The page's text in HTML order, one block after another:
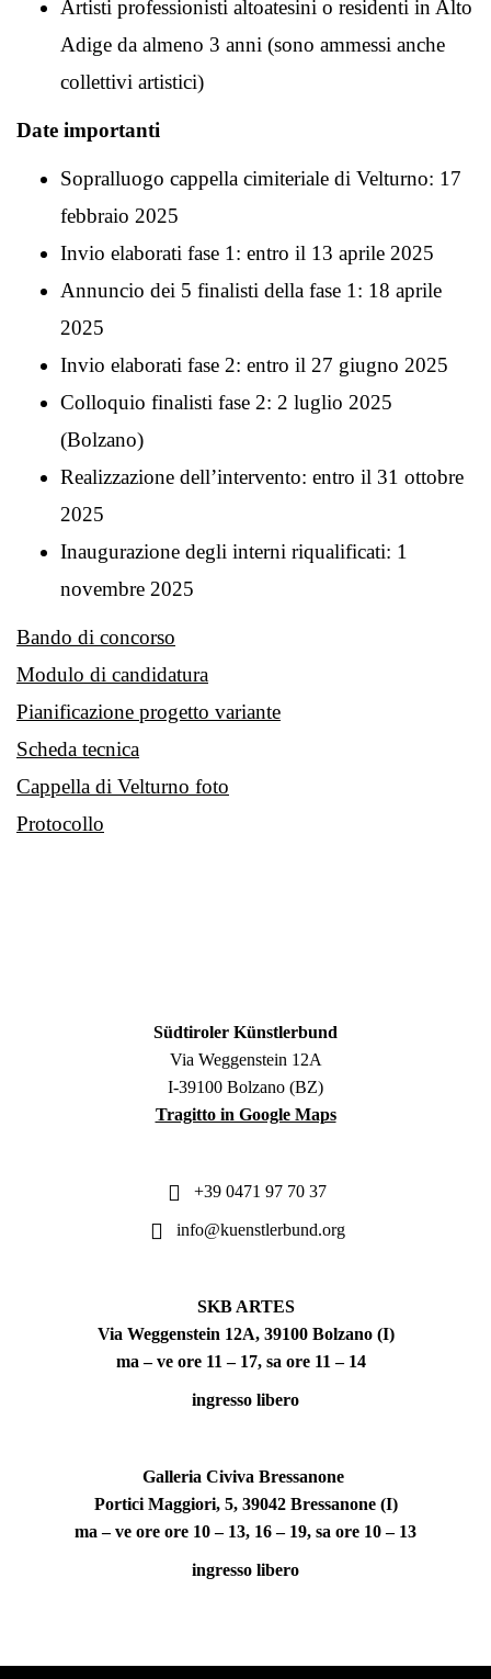
Artisti professionisti altoatesini o residenti in Alto
Adige da almeno 3 anni (sono ammessi anche
collettivi artistici)
Date importanti
Sopralluogo cappella cimiteriale di Velturno: 17
febbraio 2025
Invio elaborati fase 1: entro il 13 aprile 2025
Annuncio dei 5 finalisti della fase 1: 18 aprile
2025
Invio elaborati fase 2: entro il 27 giugno 2025
Colloquio finalisti fase 2: 2 luglio 2025
(Bolzano)
Realizzazione dell’intervento: entro il 31 ottobre
2025
Inaugurazione degli interni riqualificati: 1
novembre 2025
Bando di concorso
Modulo di candidatura
Pianificazione progetto variante
Scheda tecnica
Cappella di Velturno foto
Protocollo
Südtiroler Künstlerbund
Via Weggenstein 12A
I-39100 Bolzano (BZ)
Tragitto in Google Maps
+39 0471 97 70 37
info@kuenstlerbund.org
SKB ARTES
Via Weggenstein 12A, 39100 Bolzano (I)
ma – ve ore 11 – 17, sa ore 11 – 14
ingresso libero
Galleria Civiva Bressanone
Portici Maggiori, 5, 39042 Bressanone (I)
ma – ve ore ore 10 – 13, 16 – 19, sa ore 10 – 13
ingresso libero